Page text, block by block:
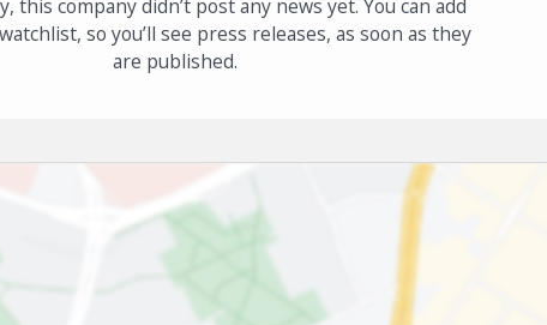
this company didn’t post any news yet. You can add
so you’ll see press releases, as soon as they
are published.